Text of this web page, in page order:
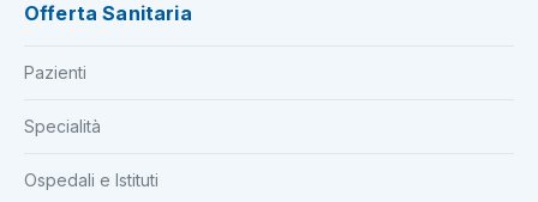
Offerta Sanitaria
Pazienti
Specialità
Ospedali e Istituti